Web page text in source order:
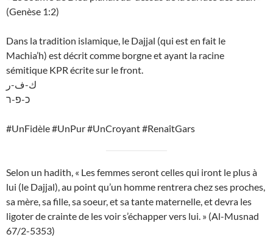
(Genèse 1:2)
Dans la tradition islamique, le Dajjal (qui est en fait le
Machia’h) est décrit comme borgne et ayant la racine
sémitique KPR écrite sur le front.
ك-ف-ر
כ-פ-ר
#UnFidèle #UnPur #UnCroyant #RenaîtGars
Selon un hadith, « Les femmes seront celles qui iront le plus à
lui (le Dajjal), au point qu’un homme rentrera chez ses proches,
sa mère, sa fille, sa soeur, et sa tante maternelle, et devra les
ligoter de crainte de les voir s’échapper vers lui. » (Al-Musnad
67/2-5353)